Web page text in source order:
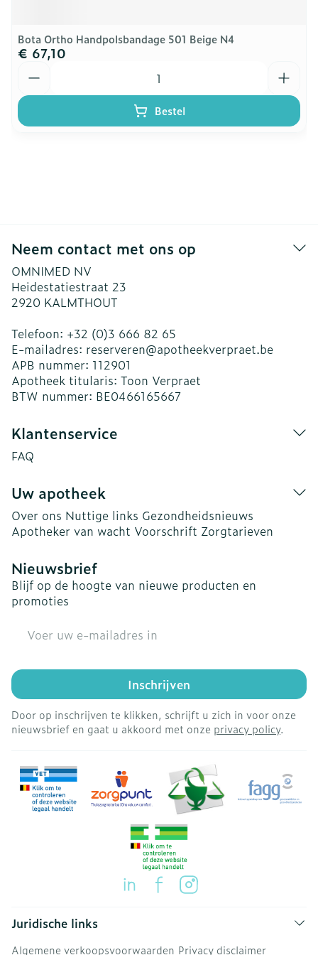
Bota Ortho Handpolsbandage 501 Beige N4
€ 67,10
Bestel
Neem contact met ons op
OMNIMED NV
Heidestatiestraat 23
2920 KALMTHOUT
Telefoon: +32 (0)3 666 82 65
E-mailadres: reserveren@apotheekverpraet.be
APB nummer: 112901
Apotheek titularis: Toon Verpraet
BTW nummer: BE0466165667
Klantenservice
FAQ
Uw apotheek
Over ons Nuttige links Gezondheidsnieuws
Apotheker van wacht Voorschrift Zorgtarieven
Nieuwsbrief
Blijf op de hoogte van nieuwe producten en
promoties
Inschrijven
Door op inschrijven te klikken, schrijft u zich in voor onze
nieuwsbrief en gaat u akkoord met onze privacy policy.
Juridische links
Algemene verkoopsvoorwaarden Privacy disclaimer